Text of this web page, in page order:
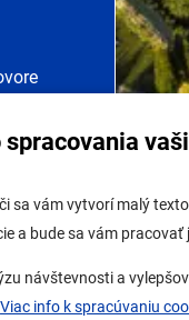
sa vám vytvorí malý
a bude sa vám pracovať
návštevnosti a
Viac info k spracúvaniu
Úradná tabuľa -
Digitálne mesto